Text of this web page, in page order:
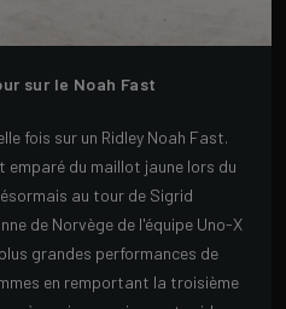
sur le Noah Fast
fois sur un Ridley Noah Fast.
du maillot jaune lors du
au tour de Sigrid
de Norvège de l'équipe Uno-X
grandes performances de
en remportant la troisième